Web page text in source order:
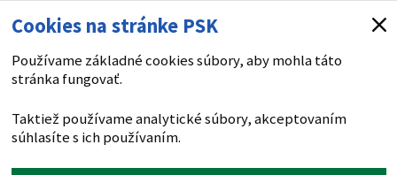
Cookies na stránke PSK
Používame základné cookies súbory, aby mohla táto
stránka fungovať.
Taktiež používame analytické súbory, akceptovaním
súhlasíte s ich používaním.